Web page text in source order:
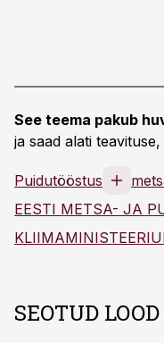
See teema pakub
ja saad alati
Puidutööstus
SEOTUD LOOD